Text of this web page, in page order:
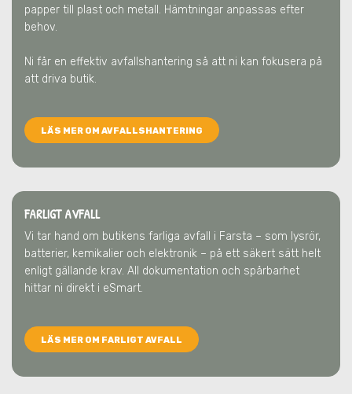
papper till plast och metall. Hämtningar anpassas efter
behov.
Ni får en effektiv avfallshantering så att ni kan fokusera på
att driva butik.
LÄS MER OM AVFALLSHANTERING
FARLIGT AVFALL
Vi tar hand om butikens farliga avfall i Farsta – som lysrör,
batterier, kemikalier och elektronik – på ett säkert sätt helt
enligt gällande krav. All dokumentation och spårbarhet
hittar ni direkt i eSmart.
LÄS MER OM FARLIGT AVFALL